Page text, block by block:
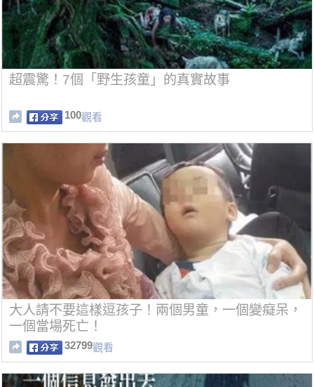
超震驚！7個「野生孩童」的真實故事
100觀看
大人請不要這樣逗孩子！兩個男童，一個變癡呆，
一個當場死亡！
32799觀看